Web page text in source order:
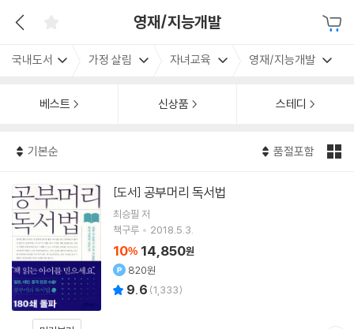
영재/지능개발
국내도서 가정 살림 자녀교육 영재/지능개발
베스트 신상품 스테디
기본순 품절포함
[도서] 공부머리 독서법
최승필 저
책구루
2018.5.3.
10% 14,850원
820원
9.6 (1,333)